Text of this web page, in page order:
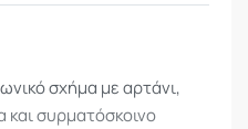
σχήμα με αρτάνι,
και συρματόσκοινο